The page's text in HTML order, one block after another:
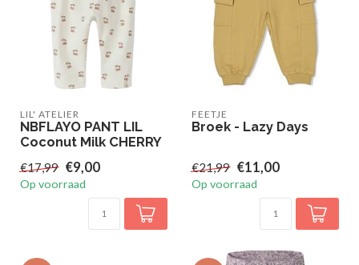
LIL' ATELIER
NBFLAYO PANT LIL
Coconut Milk CHERRY
€17,99 €9,00
Op voorraad
FEETJE
Broek - Lazy Days
€21,99 €11,00
Op voorraad